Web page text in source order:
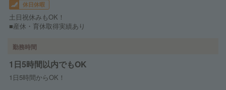
休日休暇
土日祝休みもOK！
■産休・育休取得実績あり
勤務時間
1日5時間以内でもOK
1日5時間からOK！